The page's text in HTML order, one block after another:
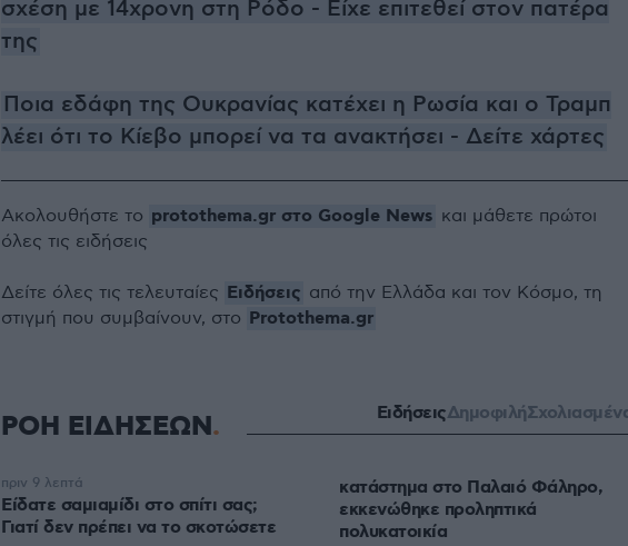
σχέση με 14χρονη στη Ρόδο - Είχε επιτεθεί στον πατέρα
της
Ποια εδάφη της Ουκρανίας κατέχει η Ρωσία και ο Τραμπ
λέει ότι το Κίεβο μπορεί να τα ανακτήσει - Δείτε χάρτες
Ακολουθήστε το protothema.gr στο Google News και μάθετε πρώτοι
όλες τις ειδήσεις
Δείτε όλες τις τελευταίες Ειδήσεις από την Ελλάδα και τον Κόσμο, τη
στιγμή που συμβαίνουν, στο Protothema.gr
ΡΟΗ ΕΙΔΗΣΕΩΝ ΕιδήσειςΔημοφιλή
Είδατε σαμιαμίδι στο σπίτι σας;
Γιατί δεν πρέπει να το σκοτώσετε
πριν 9 λεπτά
κατάστημα στο Παλαιό Φάληρο,
εκκενώθηκε προληπτικά
πολυκατοικία